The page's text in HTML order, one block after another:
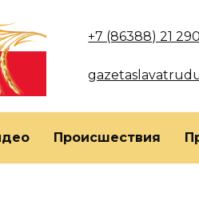
+7 (86388) 21 290
Происшествия